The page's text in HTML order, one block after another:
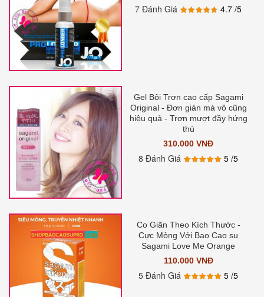
7 Đánh Giá 4.7/5
Gel Bôi Trơn cao cấp Sagami
Original - Đơn giản mà vô cũng
hiệu quả - Trơn mượt đầy hứng
thú
310.000 VNĐ
8 Đánh Giá 5/5
Co Giãn Theo Kích Thước -
Cực Mỏng Với Bao Cao su
Sagami Love Me Orange
110.000 VNĐ
5 Đánh Giá 5/5